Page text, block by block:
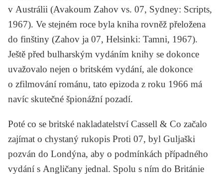
v Austrálii (Avakoum Zahov vs. 07, Sydney: Scripts,
1967). Ve stejném roce byla kniha rovněž přeložena
do finštiny (Zahov ja 07, Helsinki: Tamni, 1967).
Ještě před bulharským vydáním knihy se dokonce
uvažovalo nejen o britském vydání, ale dokonce
o zfilmování románu, tato epizoda z roku 1966 má
navíc skutečné špionážní pozadí.
Poté co se britské nakladatelství Cassell & Co začalo
zajímat o chystaný rukopis Proti 07, byl Guljaški
pozván do Londýna, aby o podmínkách případného
vydání s Angličany jednal. Spolu s ním do Británie